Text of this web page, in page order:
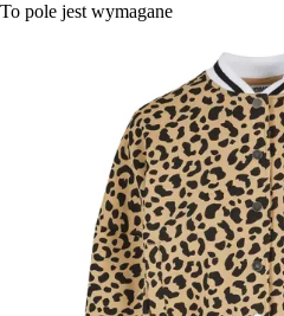
To pole jest wymagane